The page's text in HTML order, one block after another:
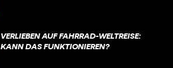
VERLIEBEN AUF FAHRRAD-WELTREISE:
KANN DAS FUNKTIONIEREN?